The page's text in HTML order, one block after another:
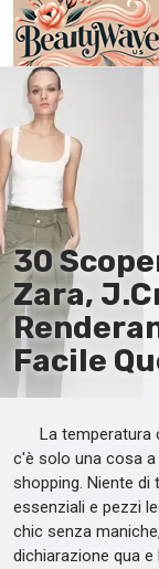
Pagina principale
En
It
De
30
Zara,
Facile
La temperatura
c'è solo una cosa a
shopping. Niente
essenziali e pezzi
chic senza
dichiarazione qua